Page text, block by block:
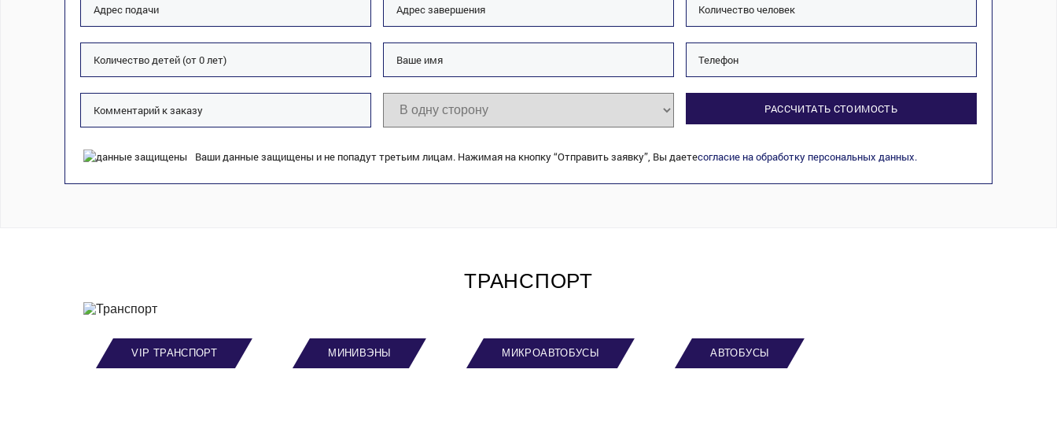
РАССЧИТАТЬ СТОИМОСТЬ
Ваши данные защищены и не попадут третьим лицам. Нажимая на кнопку “Отправить заявку”, Вы даетесогласие на обработку персональных данных.
ТРАНСПОРТ
VIP ТРАНСПОРТ МИНИВЭНЫ МИКРОАВТОБУСЫ АВТОБУСЫ